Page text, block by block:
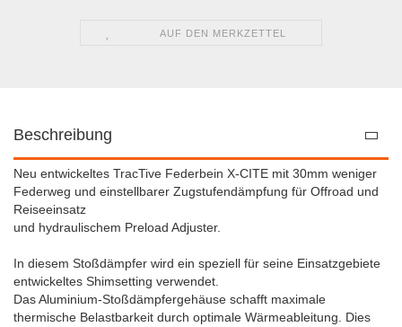
AUF DEN MERKZETTEL
Beschreibung
Neu entwickeltes TracTive Federbein X-CITE mit 30mm weniger
Federweg und einstellbarer Zugstufendämpfung für Offroad und
Reiseeinsatz
und hydraulischem Preload Adjuster.
In diesem Stoßdämpfer wird ein speziell für seine Einsatzgebiete
entwickeltes Shimsetting verwendet.
Das Aluminium-Stoßdämpfergehäuse schafft maximale
thermische Belastbarkeit durch optimale Wärmeableitung. Dies